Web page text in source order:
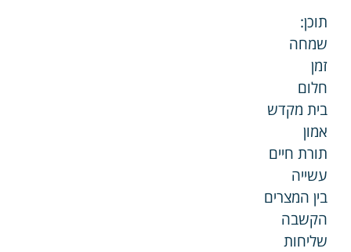
תוכן:
שמחה
זמן
חלום
בית מקדש
אמון
תורת חיים
עשייה
בין המצרים
הקשבה
שליחות